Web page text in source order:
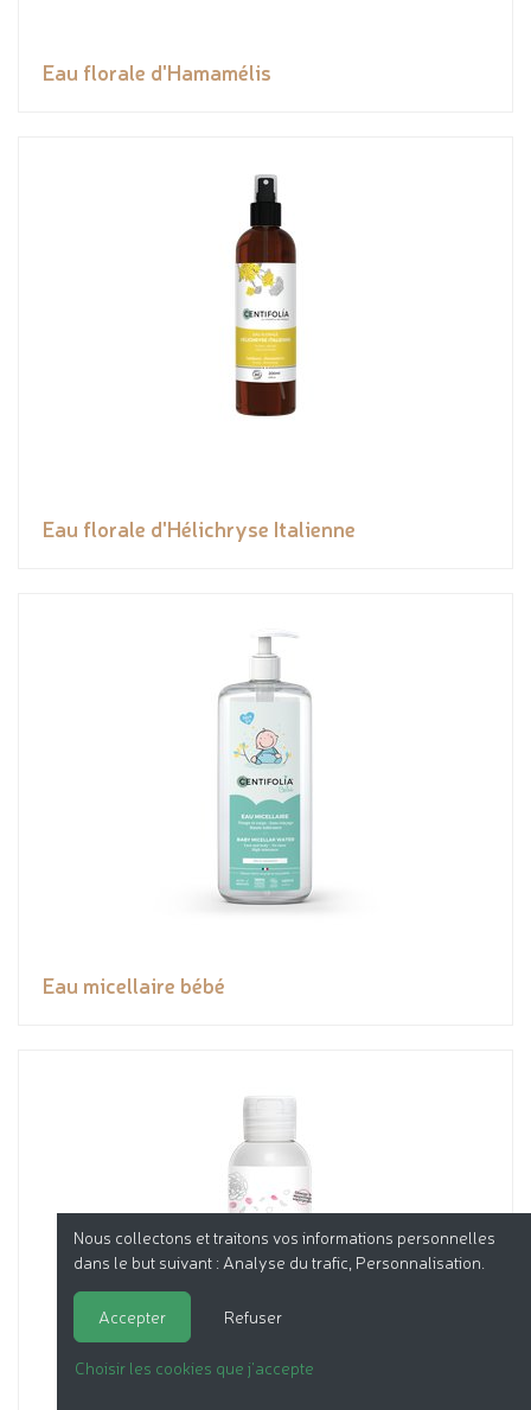
Eau florale d'Hamamélis
Eau florale d'Hélichryse Italienne
Eau micellaire bébé
Nous collectons et traitons vos informations personnelles
dans le but suivant : Analyse du trafic, Personnalisation
Accepter Refuser
Choisir les cookies que j'accepte